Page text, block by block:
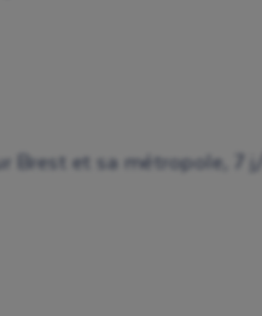
Brest et sa métropole, 7 j/